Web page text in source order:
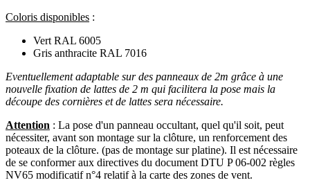
Coloris disponibles :
Vert RAL 6005
Gris anthracite RAL 7016
Eventuellement adaptable sur des panneaux de 2m grâce à une
nouvelle fixation de lattes de 2 m qui facilitera la pose mais la
découpe des cornières et de lattes sera nécessaire.
Attention : La pose d'un panneau occultant, quel qu'il soit, peut
nécessiter, avant son montage sur la clôture, un renforcement des
poteaux de la clôture. (pas de montage sur platine). Il est nécessaire
de se conformer aux directives du document DTU P 06-002 règles
NV65 modificatif n°4 relatif à la carte des zones de vent.